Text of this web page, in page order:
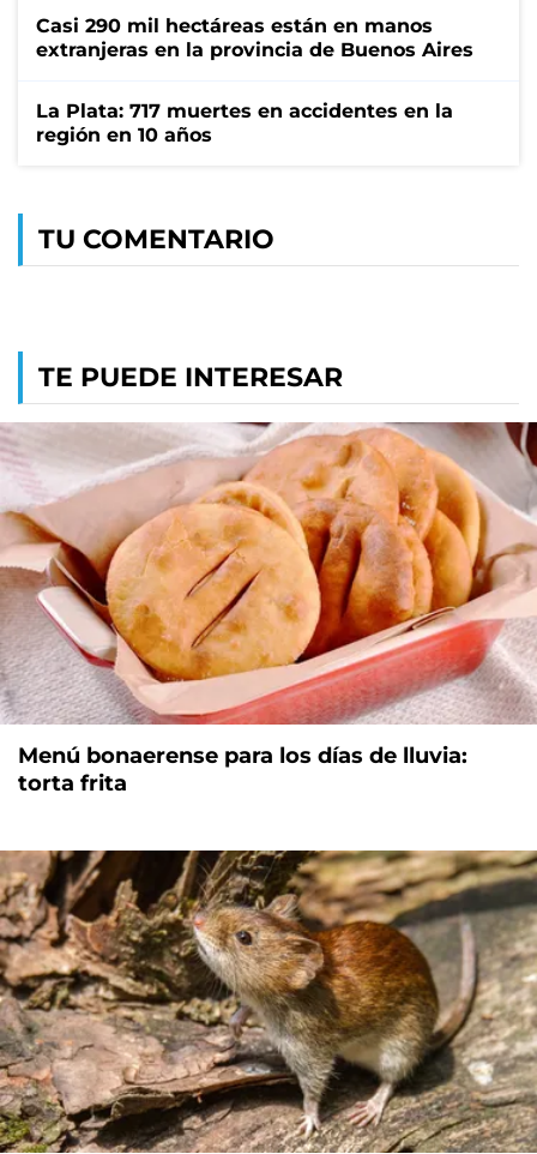
Casi 290 mil hectáreas están en manos
extranjeras en la provincia de Buenos Aires
La Plata: 717 muertes en accidentes en la
región en 10 años
TU COMENTARIO
TE PUEDE INTERESAR
Menú bonaerense para los días de lluvia:
torta frita